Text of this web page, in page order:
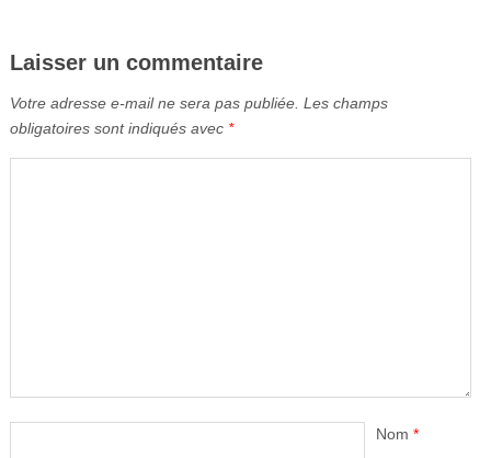
Laisser un commentaire
Votre adresse e-mail ne sera pas publiée. Les champs
obligatoires sont indiqués avec *
Nom *